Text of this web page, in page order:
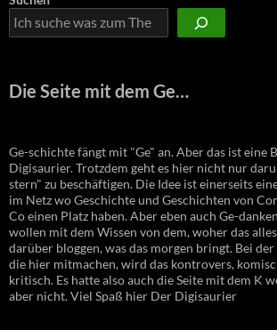
Die Seite mit dem Ge…
Ge-schichte fängt mit "Ge" an. Aber das ist eine
Digisaurier. Trotzdem geht es hier nicht nur
stern" zu beschäftigen. Die Idee ist einerseits
im Netz wo Geschichte und Geschichten von
Co einen Platz haben. Aber eben auch Ge-
wollen mit dem Wissen von dem, woher das
darüber bloggen, was das morgen bringt. Bei
die hier mitmachen, wird das kontrovers,
kritisch. Es hatte also auch die Seite mit dem K
aber nicht. Viel Spaß hier Der Digisaurier